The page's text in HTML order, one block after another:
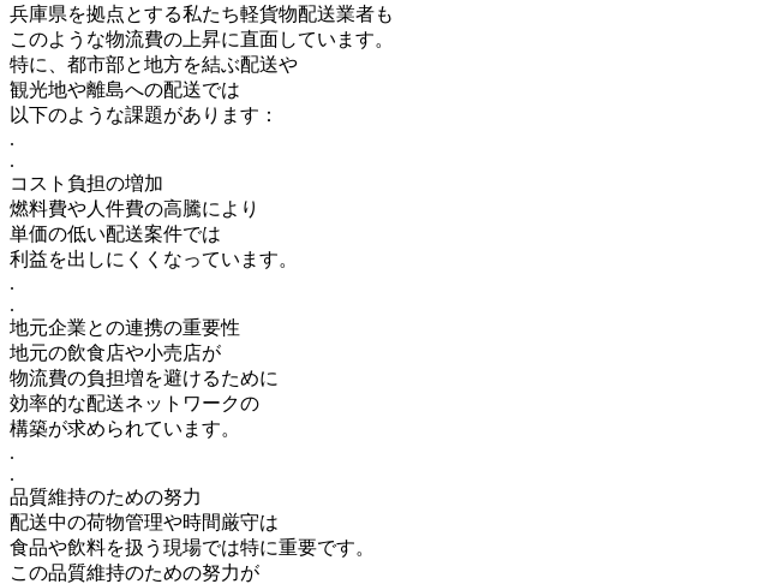
兵庫県を拠点とする私たち軽貨物配送業者も
このような物流費の上昇に直面しています。
特に、都市部と地方を結ぶ配送や
観光地や離島への配送では
以下のような課題があります：
.
.
コスト負担の増加
燃料費や人件費の高騰により
単価の低い配送案件では
利益を出しにくくなっています。
.
.
地元企業との連携の重要性
地元の飲食店や小売店が
物流費の負担増を避けるために
効率的な配送ネットワークの
構築が求められています。
.
.
品質維持のための努力
配送中の荷物管理や時間厳守は
食品や飲料を扱う現場では特に重要です。
この品質維持のための努力が